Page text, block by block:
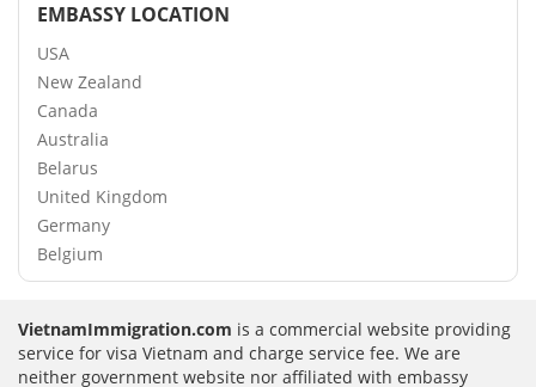
EMBASSY LOCATION
USA
New Zealand
Canada
Australia
Belarus
United Kingdom
Germany
Belgium
VietnamImmigration.com is a commercial website providing
service for visa Vietnam and charge service fee. We are
neither government website nor affiliated with embassy